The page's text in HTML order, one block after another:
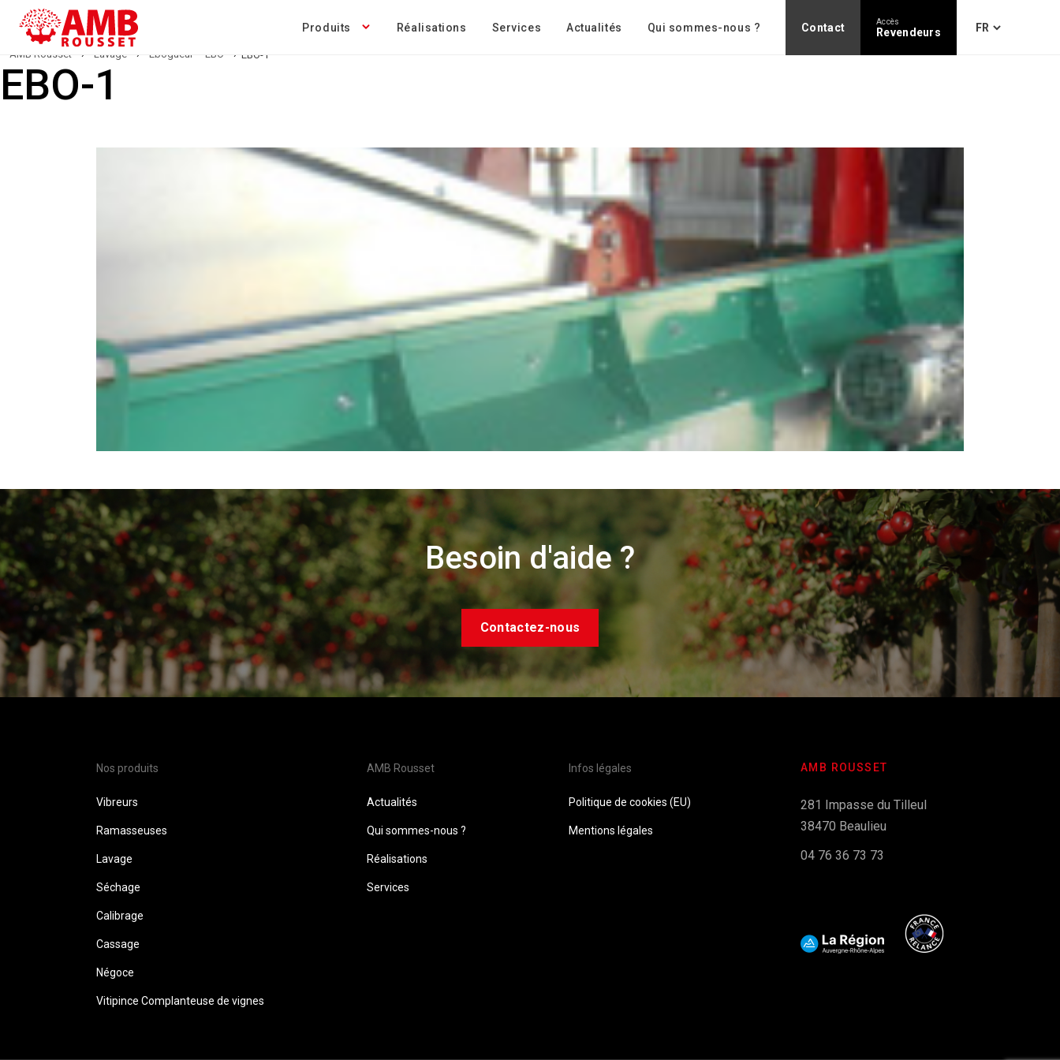
Produits Réalisations Services Actualités Qui sommes-nous ? Contact Accès
Revendeurs
AMB Rousset › Lavage › Ébogueur – EBO › EBO-1
EBO-1
Besoin d'aide ?
Contactez-nous
Nos produits
Vibreurs
Ramasseuses
Lavage
Séchage
Calibrage
Cassage
Négoce
Vitipince Complanteuse de vignes
AMB Rousset
Actualités
Qui sommes-nous ?
Réalisations
Services
Infos légales
Politique de cookies (EU)
Mentions légales
AMB ROUSSET
281 Impasse du Tilleul
38470 Beaulieu
04 76 36 73 73